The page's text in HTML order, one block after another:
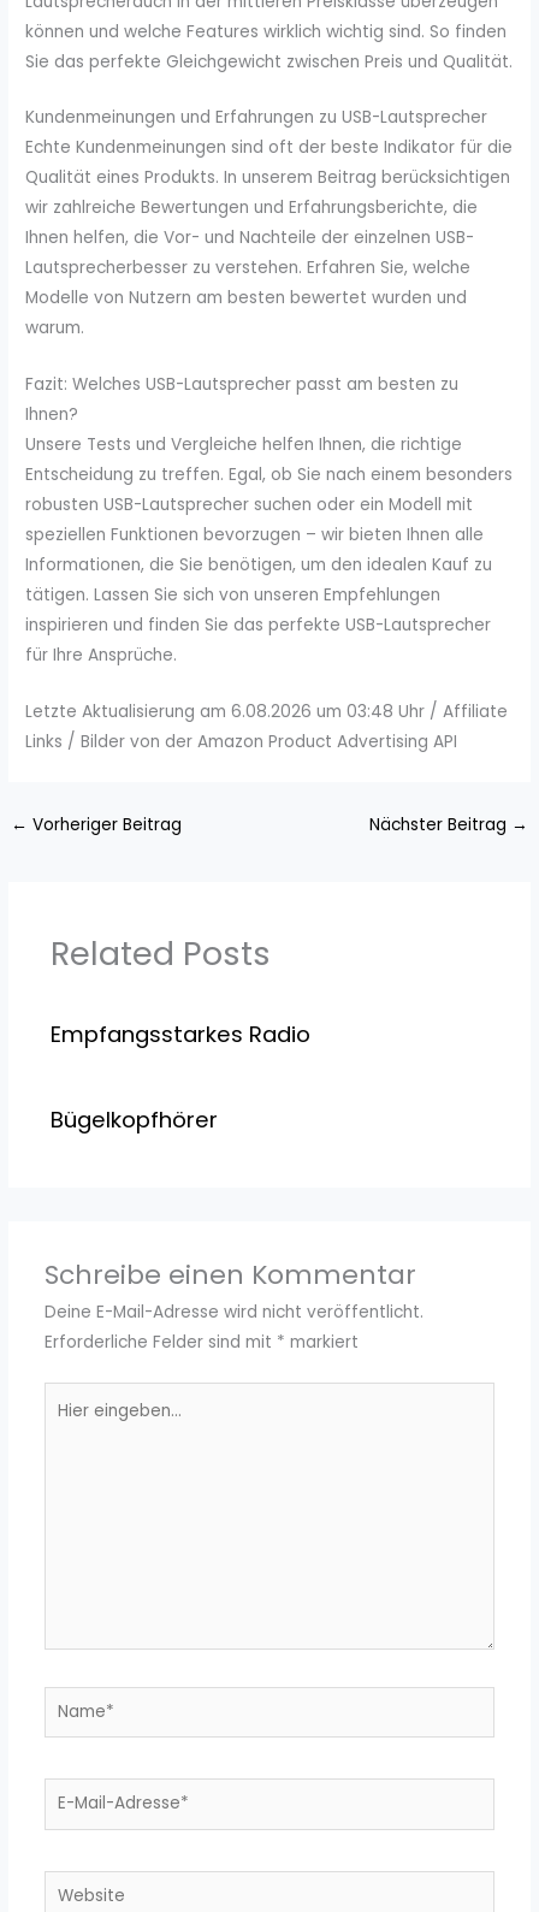
können und welche Features wirklich wichtig sind. So finden
Sie das perfekte Gleichgewicht zwischen Preis und Qualität.
Kundenmeinungen und Erfahrungen zu USB-Lautsprecher
Echte Kundenmeinungen sind oft der beste Indikator für die
Qualität eines Produkts. In unserem Beitrag berücksichtigen
wir zahlreiche Bewertungen und Erfahrungsberichte, die
Ihnen helfen, die Vor- und Nachteile der einzelnen USB-
Lautsprecherbesser zu verstehen. Erfahren Sie, welche
Modelle von Nutzern am besten bewertet wurden und
warum.
Fazit: Welches USB-Lautsprecher passt am besten zu
Ihnen?
Unsere Tests und Vergleiche helfen Ihnen, die richtige
Entscheidung zu treffen. Egal, ob Sie nach einem besonders
robusten USB-Lautsprecher suchen oder ein Modell mit
speziellen Funktionen bevorzugen – wir bieten Ihnen alle
Informationen, die Sie benötigen, um den idealen Kauf zu
tätigen. Lassen Sie sich von unseren Empfehlungen
inspirieren und finden Sie das perfekte USB-Lautsprecher
für Ihre Ansprüche.
Letzte Aktualisierung am 6.08.2026 um 03:48 Uhr / Affiliate
Links / Bilder von der Amazon Product Advertising API
← Vorheriger Beitrag Nächster Beitrag →
Related Posts
Empfangsstarkes Radio
Bügelkopfhörer
Schreibe einen Kommentar
Deine E-Mail-Adresse wird nicht veröffentlicht.
Erforderliche Felder sind mit * markiert
eingeben…
Name*
E-
Website